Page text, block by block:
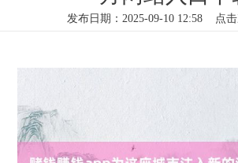
发布日期：2025-09-10 12:58 点击